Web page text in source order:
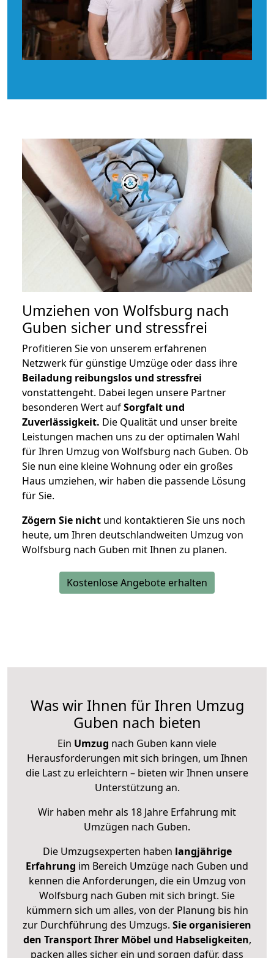
Umziehen von Wolfsburg nach
Guben sicher und stressfrei
Profitieren Sie von unserem erfahrenen
Netzwerk für günstige Umzüge oder dass ihre
Beiladung reibungslos und stressfrei
vonstattengeht. Dabei legen unsere Partner
besonderen Wert aufSorgfalt und
Zuverlässigkeit. Die Qualität und unser breite
Leistungen machen uns zu der optimalen Wahl
für Ihren Umzug von Wolfsburg nach Guben. Ob
Sie nun eine kleine Wohnung oder ein großes
Haus umziehen, wir haben die passende Lösung
für Sie.
Zögern Sie nicht und kontaktieren Sie uns noch
heute, um Ihren deutschlandweiten Umzug von
Wolfsburg nach Guben mit Ihnen zu planen.
Kostenlose Angebote erhalten
Was wir Ihnen für Ihren Umzug
Guben nach bieten
Ein Umzug nach Guben kann viele
Herausforderungen mit sich bringen, um Ihnen
die Last zu erleichtern – bieten wir Ihnen unsere
Unterstützung an.
Wir haben mehr als 18 Jahre Erfahrung mit
Umzügen nach Guben.
Die Umzugsexperten haben langjährige
Erfahrung im Bereich Umzüge nach Guben und
kennen die Anforderungen, die ein Umzug von
Wolfsburg nach Guben mit sich bringt. Sie
kümmern sich um alles, von der Planung bis hin
zur Durchführung des Umzugs. Sie organisieren
den Transport Ihrer Möbel und Habseligkeiten,
packen alles sicher ein und sorgen dafür, dass